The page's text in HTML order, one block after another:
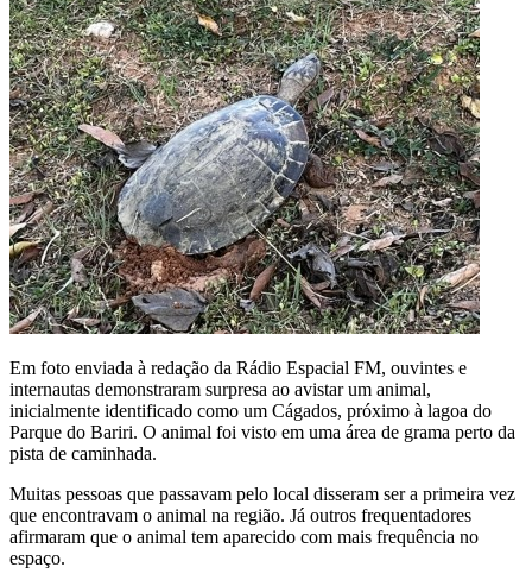
Em foto enviada à redação da Rádio Espacial FM, ouvintes e
internautas demonstraram surpresa ao avistar um animal,
inicialmente identificado como um Cágados, próximo à lagoa do
Parque do Bariri. O animal foi visto em uma área de grama perto da
pista de caminhada.
Muitas pessoas que passavam pelo local disseram ser a primeira vez
que encontravam o animal na região. Já outros frequentadores
afirmaram que o animal tem aparecido com mais frequência no
espaço.